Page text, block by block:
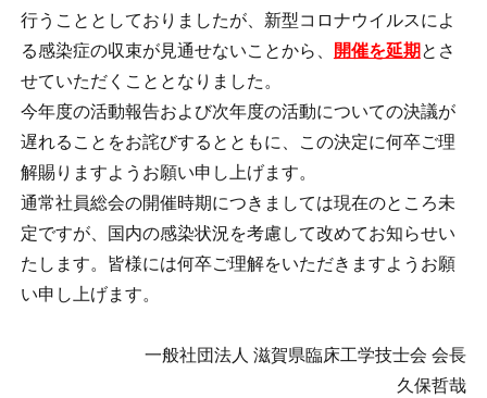
行うこととしておりましたが、新型コロナウイルスによ
る感染症の収束が見通せないことから、
開催を延期 とさ
せていただくこととなりました。
今年度の活動報告および次年度の活動についての決議が
遅れることをお詫びするとともに、この決定に何卒ご理
解賜りますようお願い申し上げます。
通常社員総会の開催時期につきましては現在のところ未
定ですが、国内の感染状況を考慮して改めてお知らせい
たします。皆様には何卒ご理解をいただきますようお願
い申し上げます。
一般社団法人 滋賀県臨床工学技士会 会長
久保哲哉